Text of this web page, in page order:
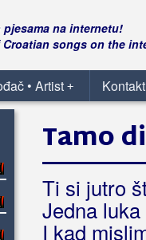
na internetu!
songs on the
+
• Artist
Tamo
Ti si jutro
Jedna
I kad